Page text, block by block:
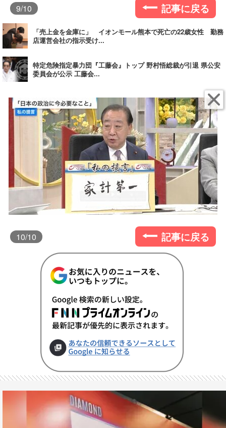
9/10 記事に戻る
「売上金を金庫に」 イオンモール熊本で死亡の22歳女性 勤務
店運営会社の指示受け...
特定危険指定暴力団『工藤会』トップ 野村悟総裁が引退 県公安
委員会が公示 工藤会...
10/10 記事に戻る